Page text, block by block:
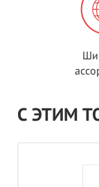
С ЭТИМ